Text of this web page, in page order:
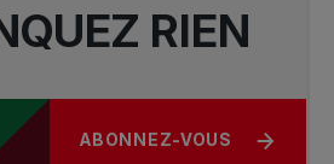
RIEN
ABONNEZ-VOUS